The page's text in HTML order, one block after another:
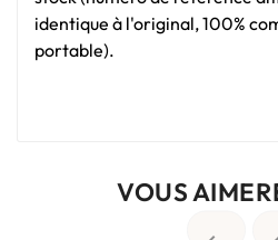
identique à l'original, 100%
portable).
VOUS